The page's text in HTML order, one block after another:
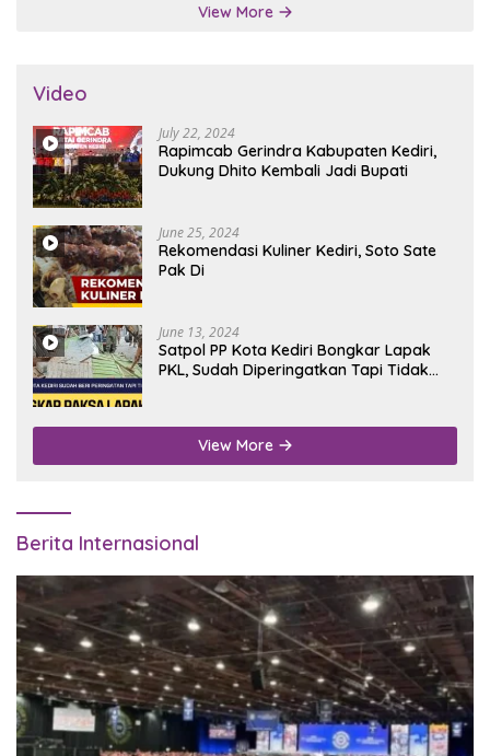
View More
Video
July 22, 2024
Rapimcab Gerindra Kabupaten Kediri,
Dukung Dhito Kembali Jadi Bupati
June 25, 2024
Rekomendasi Kuliner Kediri, Soto Sate
Pak Di
June 13, 2024
Satpol PP Kota Kediri Bongkar Lapak
PKL, Sudah Diperingatkan Tapi Tidak
View More
Berita Internasional